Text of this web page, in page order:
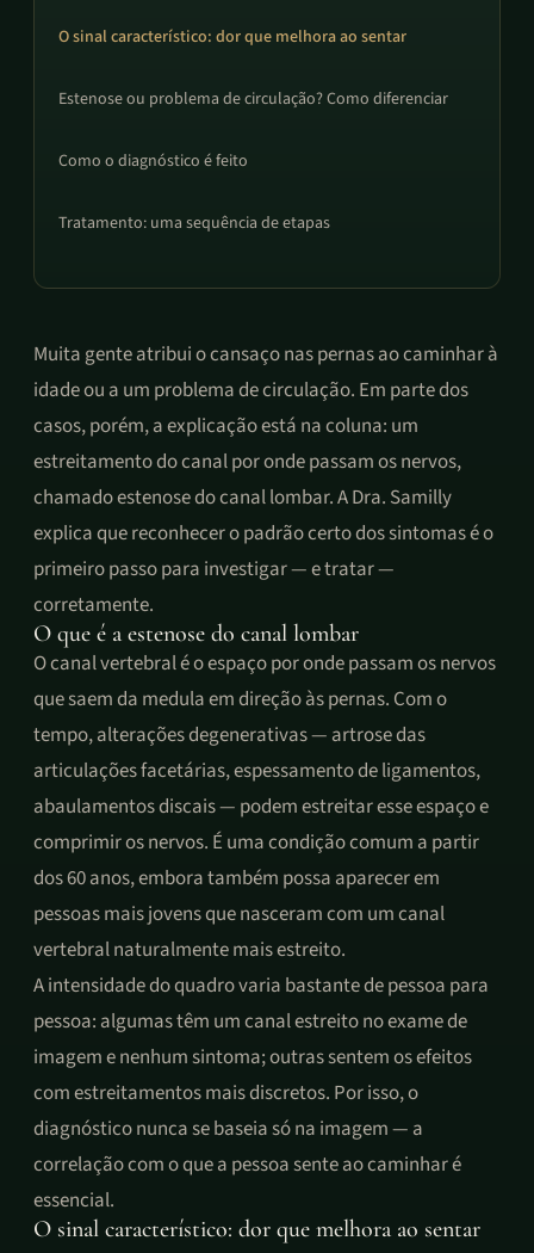
O sinal característico: dor que melhora ao sentar
Estenose ou problema de circulação? Como diferenciar
Como o diagnóstico é feito
Tratamento: uma sequência de etapas
Muita gente atribui o cansaço nas pernas ao caminhar à
idade ou a um problema de circulação. Em parte dos
casos, porém, a explicação está na coluna: um
estreitamento do canal por onde passam os nervos,
chamado estenose do canal lombar. A Dra. Samilly
explica que reconhecer o padrão certo dos sintomas é o
primeiro passo para investigar — e tratar —
corretamente.
O que é a estenose do canal lombar
O canal vertebral é o espaço por onde passam os nervos
que saem da medula em direção às pernas. Com o
tempo, alterações degenerativas — artrose das
articulações facetárias, espessamento de ligamentos,
abaulamentos discais — podem estreitar esse espaço e
comprimir os nervos. É uma condição comum a partir
dos 60 anos, embora também possa aparecer em
pessoas mais jovens que nasceram com um canal
vertebral naturalmente mais estreito.
A intensidade do quadro varia bastante de pessoa para
pessoa: algumas têm um canal estreito no exame de
imagem e nenhum sintoma; outras sentem os efeitos
com estreitamentos mais discretos. Por isso, o
diagnóstico nunca se baseia só na imagem — a
correlação com o que a pessoa sente ao caminhar é
essencial.
O sinal característico: dor que melhora ao sentar